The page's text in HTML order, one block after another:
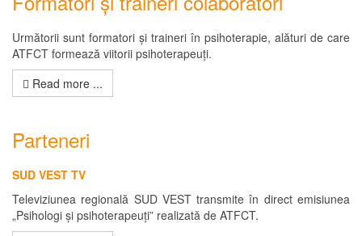
Următorii sunt formatori și traineri în psihoterapie, alături de care
ATFCT formează viitorii psihoterapeuți.
Read more ...
Parteneri
SUD VEST TV
Televiziunea regională SUD VEST transmite în direct emisiunea
„Psihologi și psihoterapeuți” realizată de ATFCT.